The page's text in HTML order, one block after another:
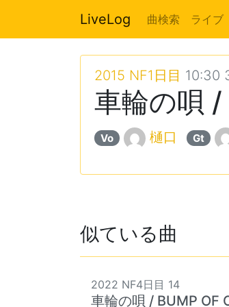
LiveLog 曲検索 ライブ
2015 NF1日目 10:30
車輪の唄 /
Vo 樋口 Gt
似ている曲
2022 NF4日目 14
車輪の唄 / BUMP OF